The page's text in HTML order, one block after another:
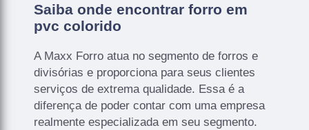
Saiba onde encontrar forro em
pvc colorido
A Maxx Forro atua no segmento de forros e
divisórias e proporciona para seus clientes
serviços de extrema qualidade. Essa é a
diferença de poder contar com uma empresa
realmente especializada em seu segmento.